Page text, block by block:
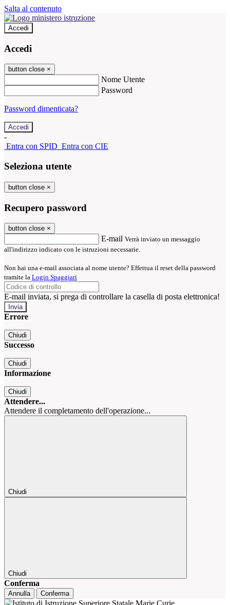
Salta al contenuto
Accedi
Accedi
button close ×
Nome Utente
Password
Password dimenticata?
-
Entra con SPID Entra con CIE
Seleziona utente
button close ×
Recupero password
button close ×
E-mail Verrà inviato un messaggio
all'indirizzo indicato con le istruzioni necessarie.
Non hai una e-mail associata al nome utente? Effettua il reset della password
tramite la Login Spaggiari
E-mail inviata, si prega di controllare la casella di posta elettronica!
Errore
Chiudi
Successo
Chiudi
Informazione
Chiudi
Attendere...
Attendere il completamento dell'operazione...
Chiudi
Chiudi
Conferma
Annulla Conferma